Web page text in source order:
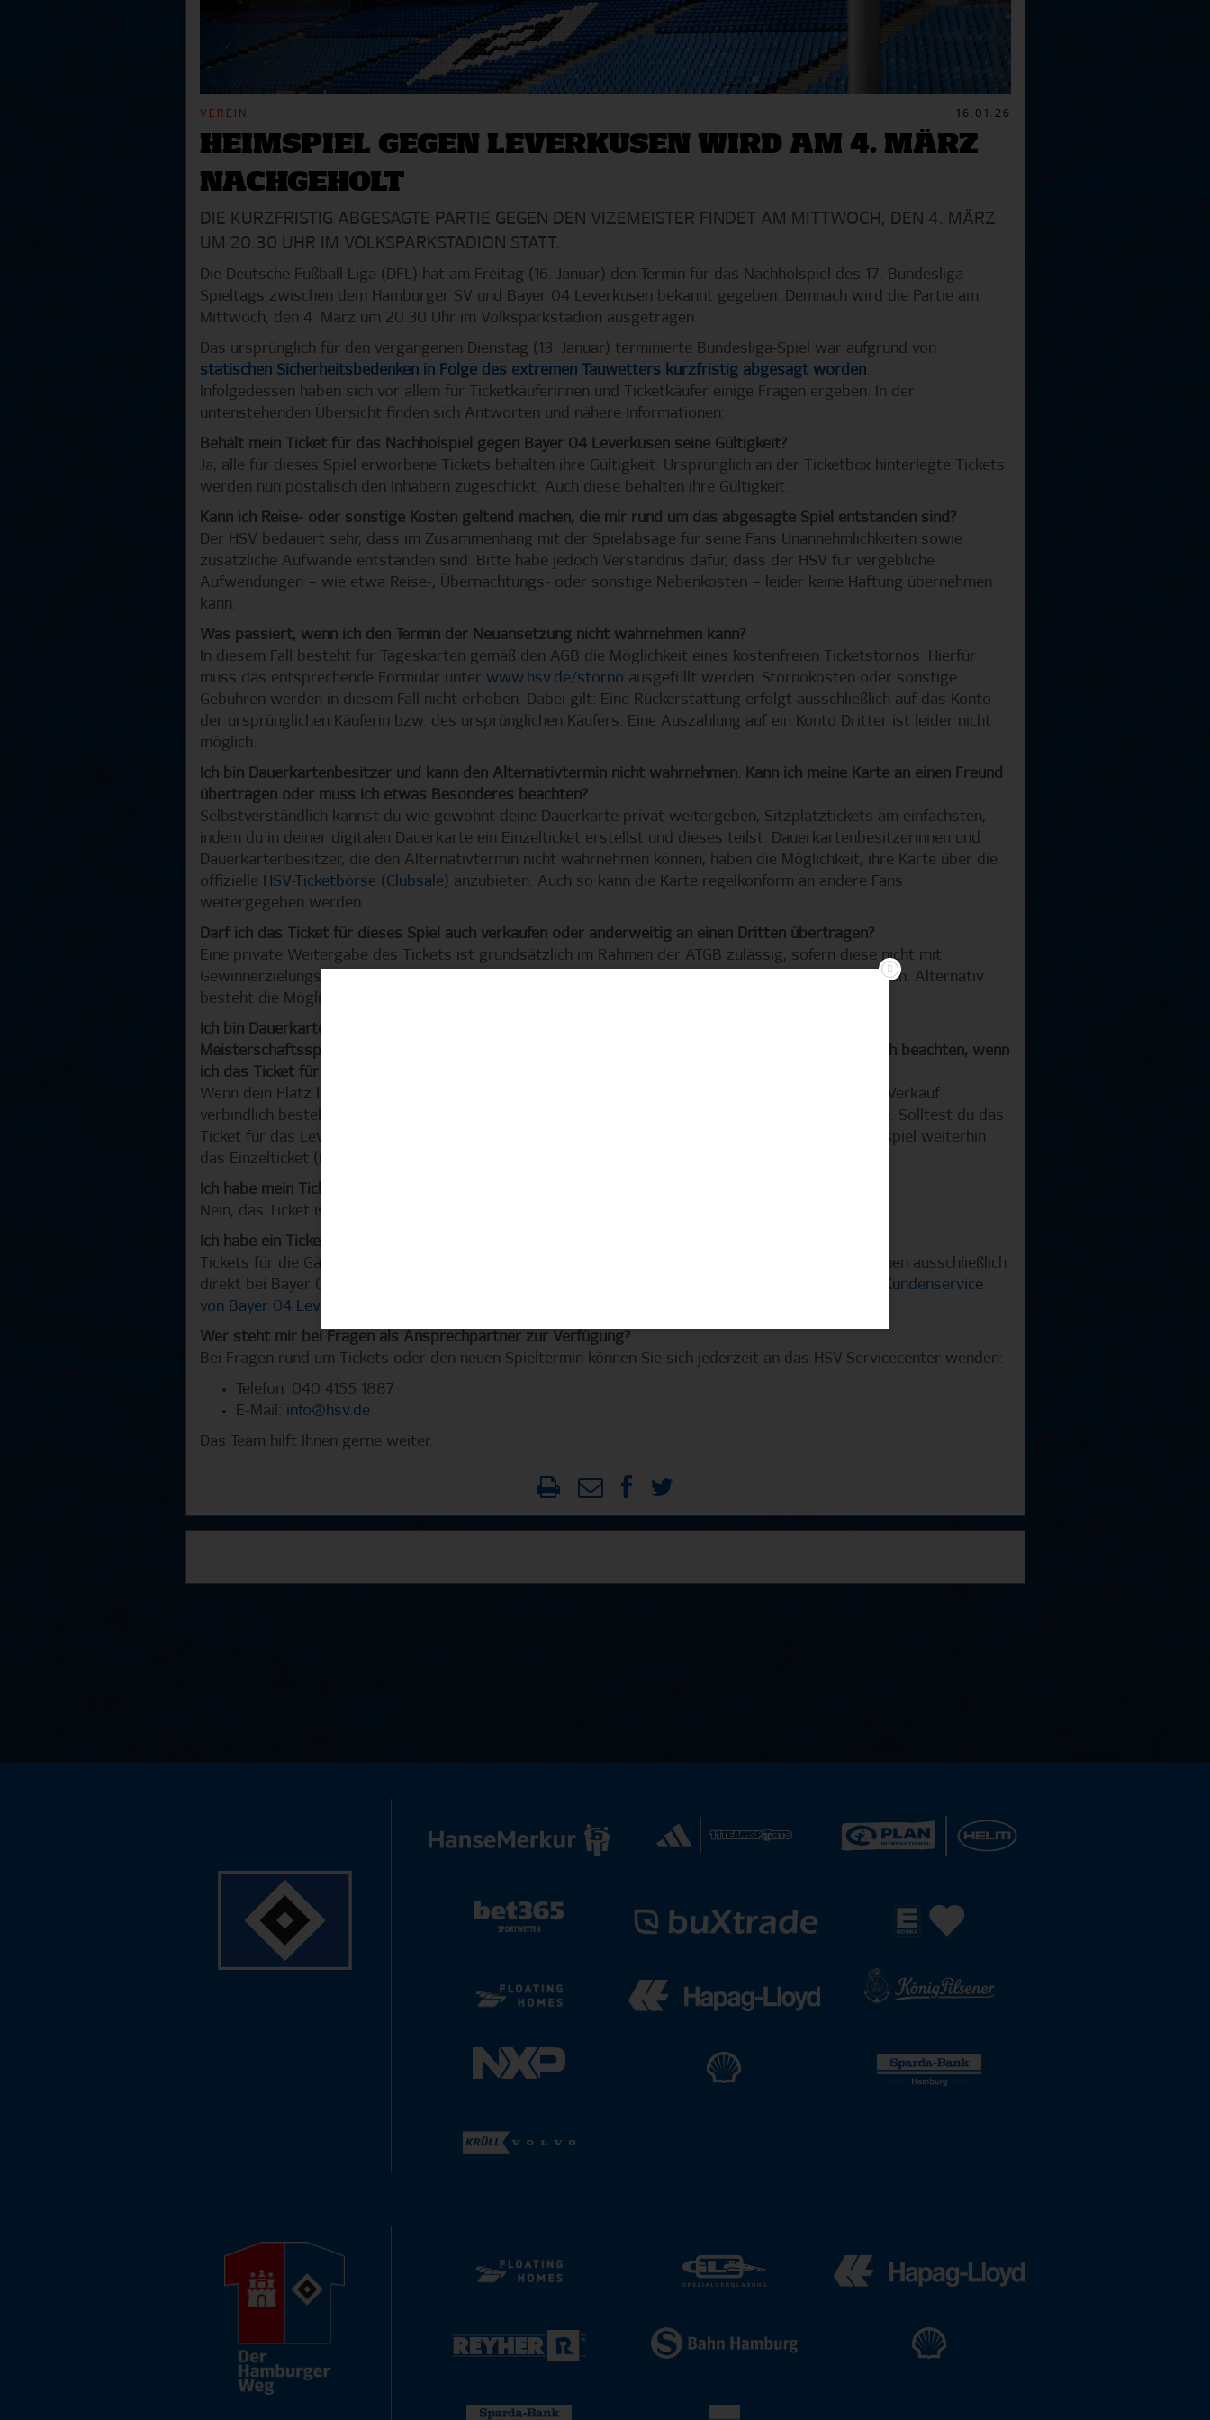
VEREIN 16.01.26
HEIMSPIEL GEGEN LEVERKUSEN WIRD AM 4. MÄRZ
NACHGEHOLT
DIE KURZFRISTIG ABGESAGTE PARTIE GEGEN DEN VIZEMEISTER FINDET AM MITTWOCH, DEN 4. MÄRZ
UM 20.30 UHR IM VOLKSPARKSTADION STATT.
Die Deutsche Fußball Liga (DFL) hat am Freitag (16. Januar) den Termin für das Nachholspiel des 17. Bundesliga-
Spieltags zwischen dem Hamburger SV und Bayer 04 Leverkusen bekannt gegeben. Demnach wird die Partie am
Mittwoch, den 4. März um 20.30 Uhr im Volksparkstadion ausgetragen.
Das ursprünglich für den vergangenen Dienstag (13. Januar) terminierte Bundesliga-Spiel war aufgrund von
statischen Sicherheitsbedenken in Folge des extremen Tauwetters kurzfristig abgesagt worden.
Infolgedessen haben sich vor allem für Ticketkäuferinnen und Ticketkäufer einige Fragen ergeben. In der
untenstehenden Übersicht finden sich Antworten und nähere Informationen:
Behält mein Ticket für das Nachholspiel gegen Bayer 04 Leverkusen seine Gültigkeit?
Ja, alle für dieses Spiel erworbene Tickets behalten ihre Gültigkeit. Ursprünglich an der Ticketbox hinterlegte Tickets
werden nun postalisch den Inhabern zugeschickt. Auch diese behalten ihre Gültigkeit.
Kann ich Reise- oder sonstige Kosten geltend machen, die mir rund um das abgesagte Spiel entstanden sind?
Der HSV bedauert sehr, dass im Zusammenhang mit der Spielabsage für seine Fans Unannehmlichkeiten sowie
zusätzliche Aufwände entstanden sind. Bitte habe jedoch Verständnis dafür, dass der HSV für vergebliche
Aufwendungen – wie etwa Reise-, Übernachtungs- oder sonstige Nebenkosten – leider keine Haftung übernehmen
kann.
Was passiert, wenn ich den Termin der Neuansetzung nicht wahrnehmen kann?
In diesem Fall besteht für Tageskarten gemäß den AGB die Möglichkeit eines kostenfreien Ticketstornos. Hierfür
muss das entsprechende Formular unter www.hsv.de/storno ausgefüllt werden. Stornokosten oder sonstige
Gebühren werden in diesem Fall nicht erhoben. Dabei gilt: Eine Rückerstattung erfolgt ausschließlich auf das Konto
der ursprünglichen Käuferin bzw. des ursprünglichen Käufers. Eine Auszahlung auf ein Konto Dritter ist leider nicht
möglich.
Ich bin Dauerkartenbesitzer und kann den Alternativtermin nicht wahrnehmen. Kann ich meine Karte an einen Freund
übertragen oder muss ich etwas Besonderes beachten?
Selbstverständlich kannst du wie gewohnt deine Dauerkarte privat weitergeben, Sitzplatztickets am einfachsten,
indem du in deiner digitalen Dauerkarte ein Einzelticket erstellst und dieses teilst. Dauerkartenbesitzerinnen und
Dauerkartenbesitzer, die den Alternativtermin nicht wahrnehmen können, haben die Möglichkeit, ihre Karte über die
offizielle HSV-Ticketbörse (Clubsale) anzubieten. Auch so kann die Karte regelkonform an andere Fans
weitergegeben werden.
Darf ich das Ticket für dieses Spiel auch verkaufen oder anderweitig an einen Dritten übertragen?
Eine private Weitergabe des Tickets ist grundsätzlich im Rahmen der ATGB zulässig, sofern diese nicht mit
Gewinnerzielungsabsicht erfolgt und keine nicht autorisierten Zweitmarktplattformen genutzt werden. Alternativ
besteht die Möglichkeit, das Ticket beim HSV zu stornieren (siehe Frage vier).
Ich bin Dauerkartenbesitzer und habe mein Besuchsrecht für die ursprüngliche Terminierung des
Meisterschaftsspiels über die HSV-Ticketbörse (Clubsale) an einen Dritten übertragen. Was muss ich beachten, wenn
ich das Ticket für den Ersatztermin nun doch selbst nutzen möchte?
Wenn dein Platz bereits erfolgreich über die HSV-Ticketbörse (Clubsale) verkauft wurde, bleibt der Verkauf
verbindlich bestehen. Die Dauerkarte kann in diesem Fall nicht für den Ersatztermin genutzt werden. Solltest du das
Ticket für das Leverkusen-Spiel über die Teilen-Funktion weitergegeben haben, so hat zum Nachholspiel weiterhin
das Einzelticket (und nicht die Dauerkarte) Gültigkeit.
Ich habe mein Ticket über die HSV-Ticketbörse (Zweitmarkt) erworben, gelten hier Besonderheiten?
Nein, das Ticket ist ganz normal auch für den neuen Spieltermin gültig.
Ich habe ein Ticket für das Spiel im Gästeblock – an wen soll ich mich diesbezüglich wenden?
Tickets für die Gästeblöcke 14A, 14B und 14C, die über Bayer 04 Leverkusen erworben wurden, können ausschließlich
direkt bei Bayer 04 Leverkusen zur Erstattung eingereicht werden. Bitte wende dich dafür an den
Kundenservice
von Bayer 04 Leverkusen
Wer steht mir bei Fragen als Ansprechpartner zur Verfügung?
Bei Fragen rund um Tickets oder den neuen Spieltermin können Sie sich jederzeit an das HSV-Servicecenter wenden:
Telefon: 040 4155 1887
E-Mail: info@hsv.de
Das Team hilft Ihnen gerne weiter.